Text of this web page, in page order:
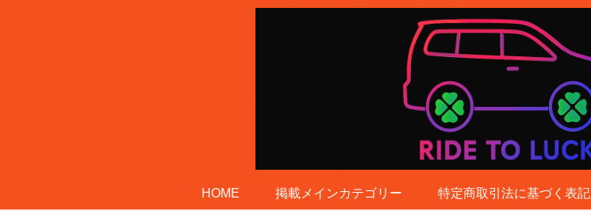
HOME 掲載メインカテゴリー 特定商取引法に基づく表記